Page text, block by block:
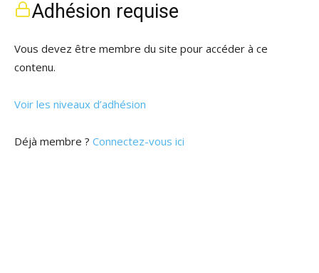
Adhésion requise
Vous devez être membre du site pour accéder à ce
contenu.
Voir les niveaux d’adhésion
Déjà membre ? Connectez-vous ici